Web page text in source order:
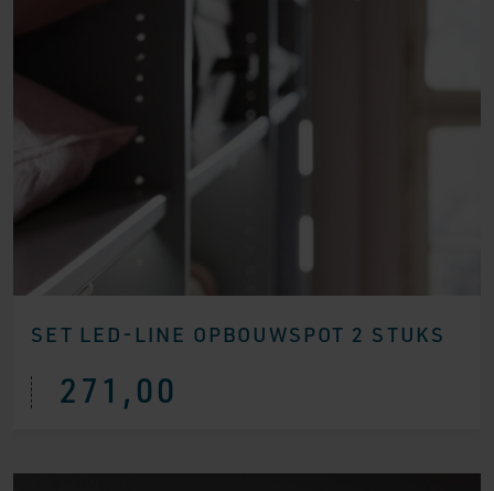
SET LED-LINE OPBOUWSPOT 2 STUKS
271,00